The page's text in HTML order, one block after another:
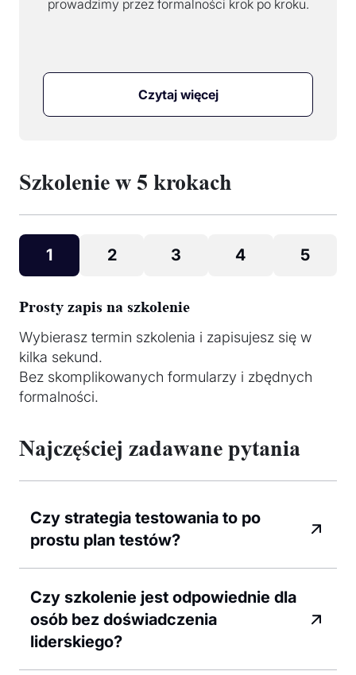
prowadzimy przez formalności krok po kroku.
Czytaj więcej
Szkolenie w 5 krokach
1 2 3 4 5
Prosty zapis na szkolenie
Wybierasz termin szkolenia i zapisujesz się w
kilka sekund.
Bez skomplikowanych formularzy i zbędnych
formalności.
Najczęściej zadawane pytania
Czy strategia testowania to po
prostu plan testów?
Czy szkolenie jest odpowiednie dla
osób bez doświadczenia
liderskiego?